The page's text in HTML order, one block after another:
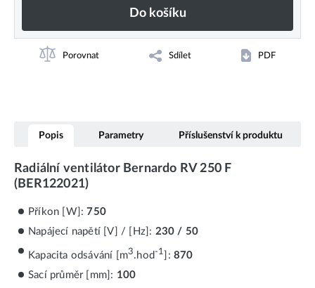
Do košíku
Porovnat Sdílet PDF
Popis Parametry Příslušenství k produktu
Radiální ventilátor Bernardo RV 250 F
(BER122021)
Příkon [W]:750
Napájecí napětí [V] / [Hz]: 230 / 50
Kapacita odsávání [m3.hod -1]:870
Sací průměr [mm]: 100